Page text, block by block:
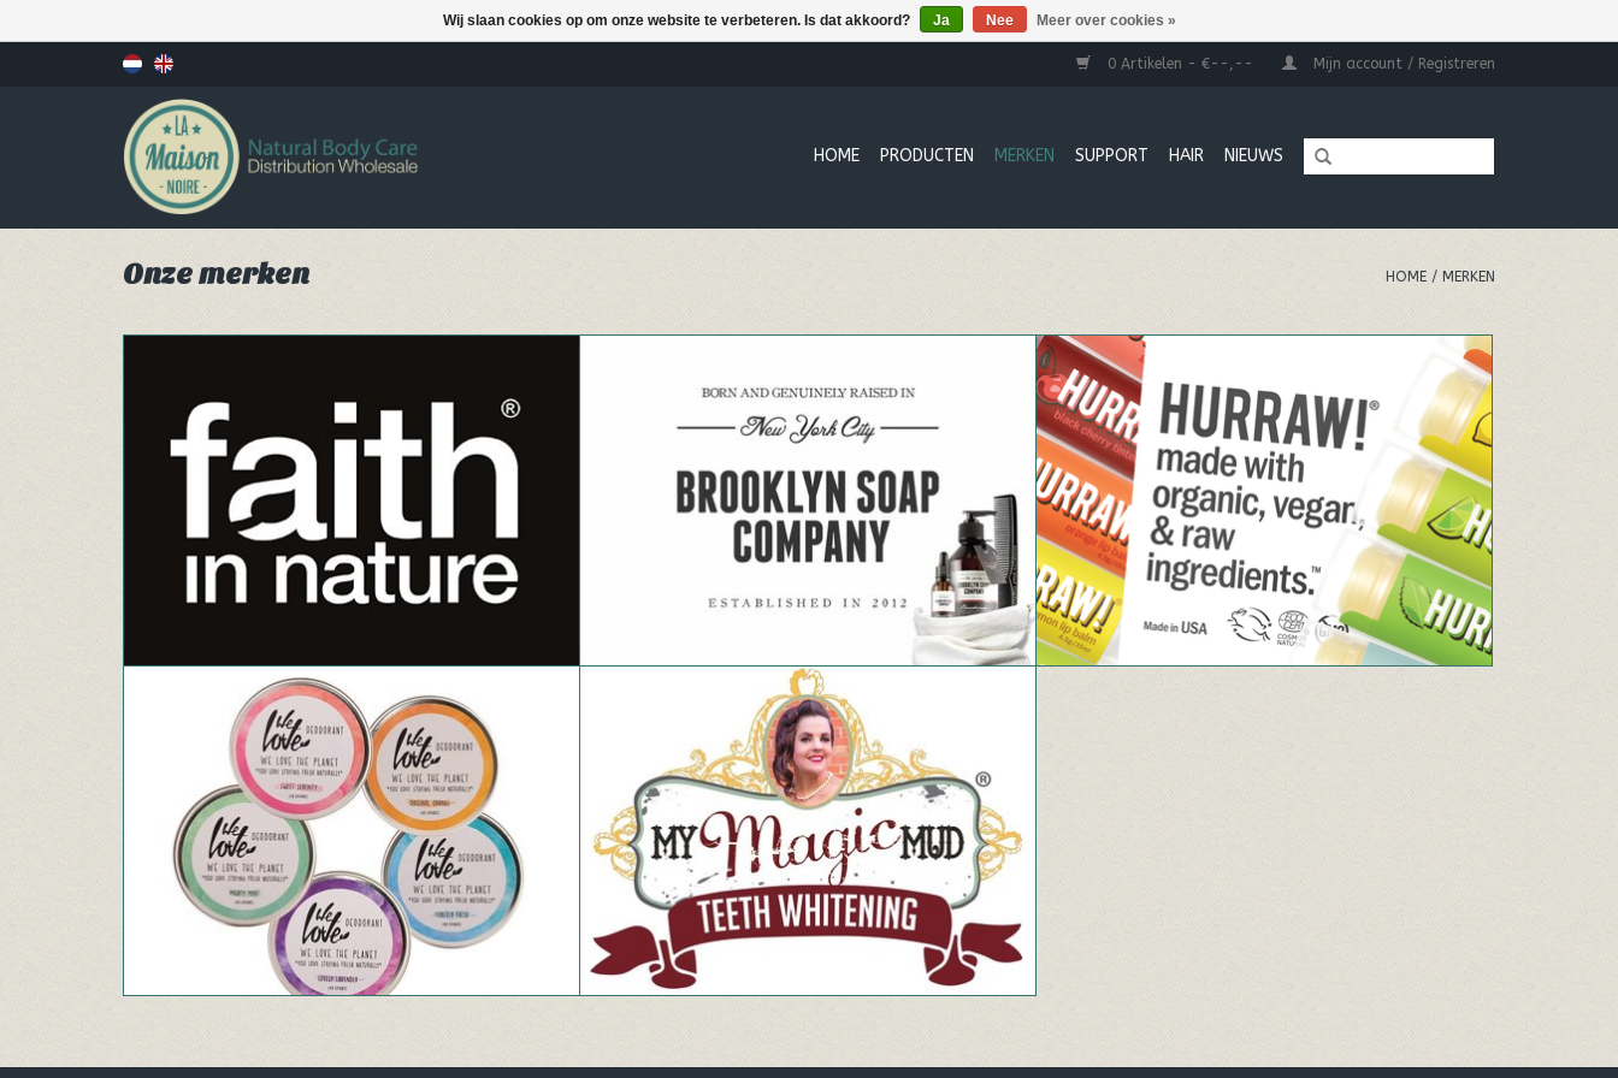
0 Artikelen - €--,-- Mijn account / Registreren
HOME PRODUCTEN MERKEN SUPPORT HAIR NIEUWS
Onze merken HOME / MERKEN
Wij slaan cookies op om onze website te verbeteren. Is dat akkoord? Ja Nee Meer over cookies »